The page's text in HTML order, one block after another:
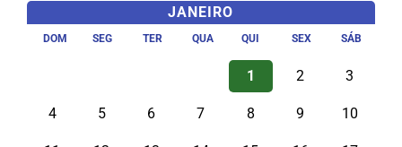
JANEIRO
DOM SEG TER QUA QUI SEX SÁB
1 2 3
4 5 6 7 8 9 10